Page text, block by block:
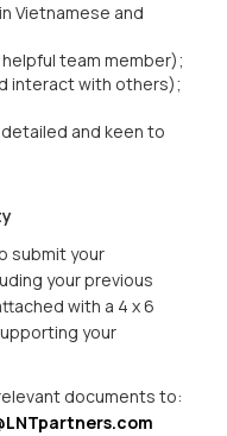
Vietnamese and
team member);
interact with others);
and keen to
submit your
your previous
with a 4 x 6
your
documents to: